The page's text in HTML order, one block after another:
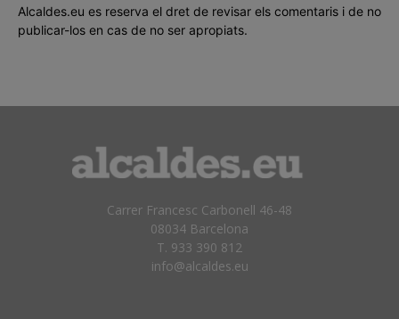
Alcaldes.eu es reserva el dret de revisar els comentaris i de no
publicar-los en cas de no ser apropiats.
Carrer Francesc Carbonell 46-48
08034 Barcelona
T. 933 390 812
info@alcaldes.eu